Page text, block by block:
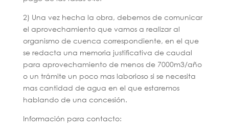
2) Una vez hecha la obra, debemos de comunicar
el aprovechamiento que vamos a realizar al
organismo de cuenca correspondiente, en el que
se redacta una memoria justificativa de caudal
para aprovechamiento de menos de 7000m3/año
o un trámite un poco mas laborioso si se necesita
mas cantidad de agua en el que estaremos
hablando de una concesión.
Información para contacto: